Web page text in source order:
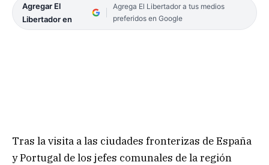
Agregar El
Libertador en
Agrega El Libertador a tus medios
preferidos en Google
Tras la visita a las ciudades fronterizas de España
y Portugal de los jefes comunales de la región